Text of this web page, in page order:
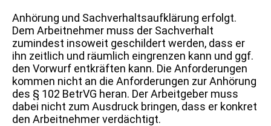
Anhörung und Sachverhaltsaufklärung erfolgt.
Dem Arbeitnehmer muss der Sachverhalt
zumindest insoweit geschildert werden, dass er
ihn zeitlich und räumlich eingrenzen kann und ggf.
den Vorwurf entkräften kann. Die Anforderungen
kommen nicht an die Anforderungen zur Anhörung
des § 102 BetrVG heran. Der Arbeitgeber muss
dabei nicht zum Ausdruck bringen, dass er konkret
den Arbeitnehmer verdächtigt.